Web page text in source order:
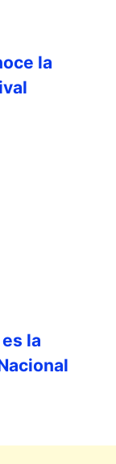
la
la